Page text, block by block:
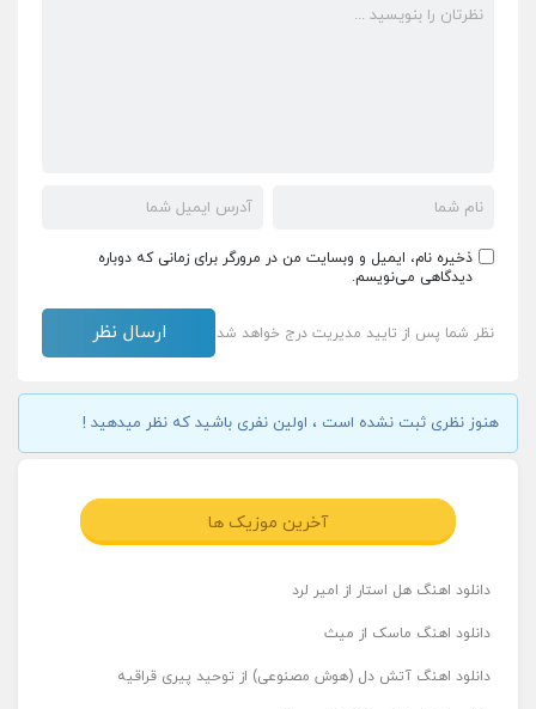
ذخیره نام، ایمیل و وبسایت من در مرورگر برای زمانی که دوباره
دیدگاهی می‌نویسم.
نظر شما پس از تایید مدیریت درج خواهد شد
هنوز نظری ثبت نشده است ، اولین نفری باشید که نظر میدهید !
آخرین موزیک ها
دانلود اهنگ هل استار از امیر لرد
دانلود اهنگ ماسک از میث
دانلود اهنگ آتش دل (هوش مصنوعی) از توحید پیری قراقیه